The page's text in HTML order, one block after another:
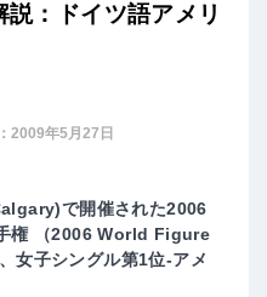
：ドイツ語アメリ
2009年5月27日
で開催された2006
権 （2006 World Figure
子シングル第1位-アメ